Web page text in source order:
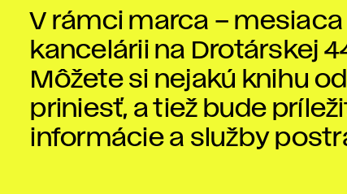
V rámci marca –
kancelárii na Drotárskej
Môžete si nejakú knihu
priniesť, a tiež bude
informácie a služby